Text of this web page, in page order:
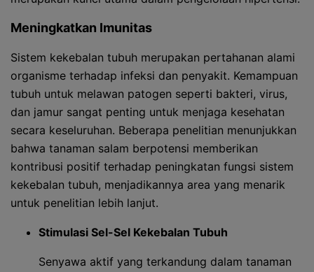
Meningkatkan Imunitas
Sistem kekebalan tubuh merupakan pertahanan alami
organisme terhadap infeksi dan penyakit. Kemampuan
tubuh untuk melawan patogen seperti bakteri, virus,
dan jamur sangat penting untuk menjaga kesehatan
secara keseluruhan. Beberapa penelitian menunjukkan
bahwa tanaman salam berpotensi memberikan
kontribusi positif terhadap peningkatan fungsi sistem
kekebalan tubuh, menjadikannya area yang menarik
untuk penelitian lebih lanjut.
Stimulasi Sel-Sel Kekebalan Tubuh
Senyawa aktif yang terkandung dalam tanaman